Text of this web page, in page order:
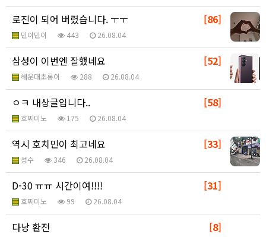
[86]
로진이 되어 버렸습니다. ㅜㅜ
민이민이 443 26.08.04
[52]
삼성이 이번엔 잘했네요
해운대초롱이 288 26.08.04
[58]
ㅇㅋ 내상글입니다..
호찌미노 175 26.08.04
[33]
역시 호치민이 최고네요
성수 346 26.08.04
[31]
D-30 ㅠㅠ 시간이여!!!!
호찌미노 99 26.08.04
[8]
다낭 환전